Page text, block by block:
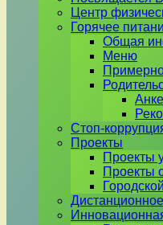
Центр
Горячее
Общая
Меню
Стоп-
Проекты
Проекты
Проекты